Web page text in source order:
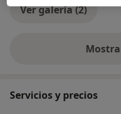
Ver galería (2)
Servicios y precios